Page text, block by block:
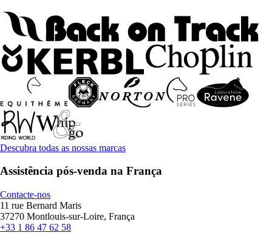
Descubra todas as nossas marcas
Assistência pós-venda na França
Contacte-nos
11 rue Bernard Maris
37270 Montlouis-sur-Loire, França
+33 1 86 47 62 58